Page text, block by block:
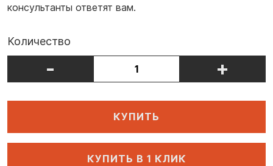
консультанты ответят вам.
Количество
- +
КУПИТЬ
КУПИТЬ В 1 КЛИК